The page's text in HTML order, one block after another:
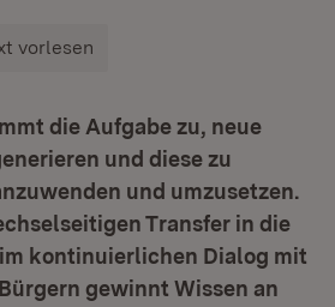
vorlesen
die Aufgabe zu, neue
und diese zu
und umzusetzen.
Transfer in die
kontinuierlichen Dialog mit
gewinnt Wissen an